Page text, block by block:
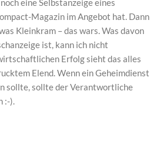
eine Selbstanzeige eines
Magazin im Angebot hat. Dann
Kleinkram – das wars. Was davon
ist, kann ich nicht
Erfolg sieht das alles
Elend. Wenn ein Geheimdienst
sollte, sollte der Verantwortliche
:-).